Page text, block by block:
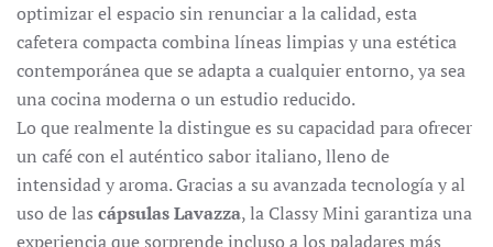
optimizar el espacio sin renunciar a la calidad, esta
cafetera compacta combina líneas limpias y una estética
contemporánea que se adapta a cualquier entorno, ya sea
una cocina moderna o un estudio reducido.
Lo que realmente la distingue es su capacidad para ofrecer
un café con el auténtico sabor italiano, lleno de
intensidad y aroma. Gracias a su avanzada tecnología y al
uso de las cápsulas Lavazza, la Classy Mini garantiza una
experiencia que sorprende incluso a los paladares más